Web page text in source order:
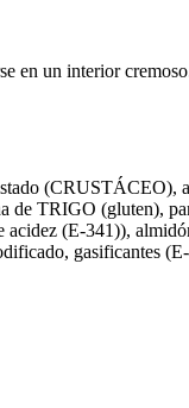
en un interior
TRIGO (gluten),
(E-341)),
gasificantes